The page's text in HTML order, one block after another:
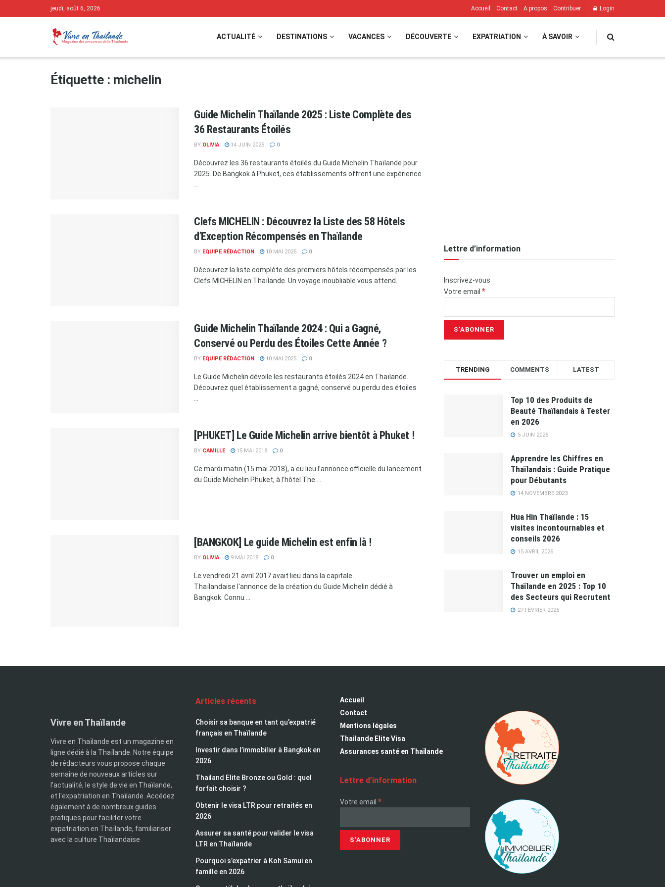
jeudi, août 6, 2026 Accueil Contact A propos Contribuer Login
ACTUALITÉ DESTINATIONS VACANCES DÉCOUVERTE EXPATRIATION À SAVOIR
Étiquette : michelin
Guide Michelin Thaïlande 2025 : Liste Complète des
36 Restaurants Étoilés
BY OLIVIA 14 JUIN 2025 0
Découvrez les 36 restaurants étoilés du Guide Michelin Thaïlande pour
2025. De Bangkok à Phuket, ces établissements offrent une expérience
Clefs MICHELIN : Découvrez la Liste des 58 Hôtels
d’Exception Récompensés en Thaïlande
BY EQUIPE RÉDACTION 10 MAI 2025 0
Découvrez la liste complète des premiers hôtels récompensés par les
Clefs MICHELIN en Thaïlande. Un voyage inoubliable vous attend.
Guide Michelin Thaïlande 2024 : Qui a Gagné,
Conservé ou Perdu des Étoiles Cette Année ?
BY EQUIPE RÉDACTION 10 MAI 2025 0
Le Guide Michelin dévoile les restaurants étoilés 2024 en Thaïlande.
Découvrez quel établissement a gagné, conservé ou perdu des étoiles
[PHUKET] Le Guide Michelin arrive bientôt à Phuket !
BY CAMILLE 15 MAI 2018 0
Ce mardi matin (15 mai 2018), a eu lieu l’annonce officielle du lancement
du Guide Michelin Phuket, à l’hôtel The ...
[BANGKOK] Le guide Michelin est enfin là !
BY OLIVIA 9 MAI 2018 0
Le vendredi 21 avril 2017 avait lieu dans la capitale
Thaïlandaise l'annonce de la création du Guide Michelin dédié à
Bangkok. Connu ...
Lettre d’information
Inscrivez-vous
Votre email *
TRENDING COMMENTS LATEST
Top 10 des Produits de
Beauté Thaïlandais à Tester
en 2026
5 JUIN 2026
Apprendre les Chiffres en
Thaïlandais : Guide Pratique
pour Débutants
14 NOVEMBRE 2023
Hua Hin Thaïlande : 15
visites incontournables et
conseils 2026
15 AVRIL 2026
Trouver un emploi en
Thaïlande en 2025 : Top 10
des Secteurs qui Recrutent
27 FÉVRIER 2025
Vivre en Thaïlande
Vivre en Thaïlande est un magazine en
ligne dédié à la Thaïlande. Notre équipe
de rédacteurs vous propose chaque
semaine de nouveaux articles sur
l'actualité, le style de vie en Thaïlande,
et l'expatriation en Thaïlande. Accédez
également à de nombreux guides
pratiques pour faciliter votre
expatriation en Thaïlande, familiariser
avec la culture Thaïlandaise
Articles récents
Choisir sa banque en tant qu’expatrié
français en Thaïlande
Investir dans l’immobilier à Bangkok en
2026
Thailand Elite Bronze ou Gold : quel
forfait choisir ?
Obtenir le visa LTR pour retraités en
2026
Assurer sa santé pour valider le visa
LTR en Thaïlande
Pourquoi s’expatrier à Koh Samui en
famille en 2026
Accueil
Contact
Mentions légales
Thailande Elite Visa
Assurances santé en Thaïlande
Lettre d’information
Votre email *